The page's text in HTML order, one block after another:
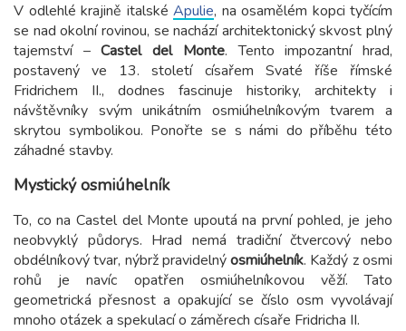
V odlehlé krajině italské Apulie, na osamělém kopci tyčícím
se nad okolní rovinou, se nachází architektonický skvost plný
tajemství –Castel del Monte. Tento impozantní hrad,
postavený ve 13. století císařem Svaté říše římské
Fridrichem II., dodnes fascinuje historiky, architekty i
návštěvníky svým unikátním osmiúhelníkovým tvarem a
skrytou symbolikou. Ponořte se s námi do příběhu této
záhadné stavby.
Mystický osmiúhelník
To, co na Castel del Monte upoutá na první pohled, je jeho
neobvyklý půdorys. Hrad nemá tradiční čtvercový nebo
obdélníkový tvar, nýbrž pravidelnýosmiúhelník. Každý z osmi
rohů je navíc opatřen osmiúhelníkovou věží. Tato
geometrická přesnost a opakující se číslo osm vyvolávají
mnoho otázek a spekulací o záměrech císaře Fridricha II.